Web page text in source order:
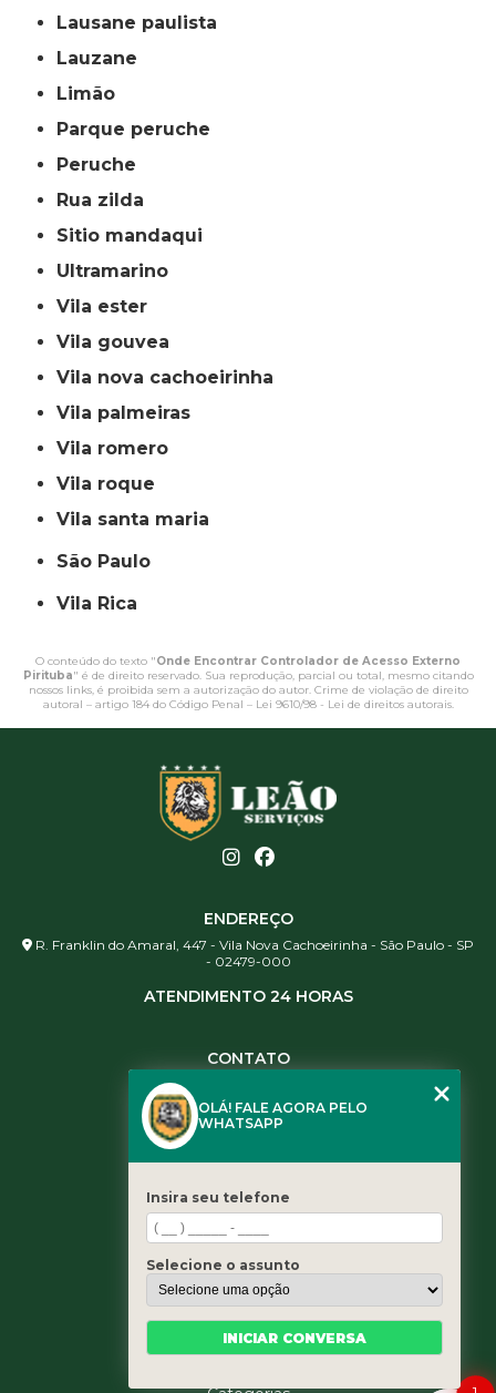
lausane paulista
lauzane
limão
parque peruche
peruche
rua zilda
sitio mandaqui
ultramarino
vila ester
vila gouvea
vila nova cachoeirinha
vila palmeiras
vila romero
vila roque
vila santa maria
São Paulo
Vila Rica
O conteúdo do texto "Onde Encontrar Controlador de Acesso Externo
Pirituba" é de direito reservado. Sua reprodução, parcial ou total, mesmo citando
nossos links, é proibida sem a autorização do autor. Crime de violação de direito
autoral – artigo 184 do Código Penal – Lei 9610/98 - Lei de direitos autorais.
ENDEREÇO
R. Franklin do Amaral, 447 - Vila Nova Cachoeirinha - São Paulo - SP
- 02479-000
ATENDIMENTO 24 HORAS
CONTATO
(11) 3461-5871
contato@leaoservicos.com.br
Home
Quem somos
Serviços
Blog
OLÁ! FALE AGORA PELO
WHATSAPP
Insira seu telefone
Selecione o assunto
INICIAR CONVERSA